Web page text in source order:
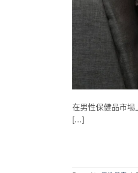
在男性保健品市場
[…]